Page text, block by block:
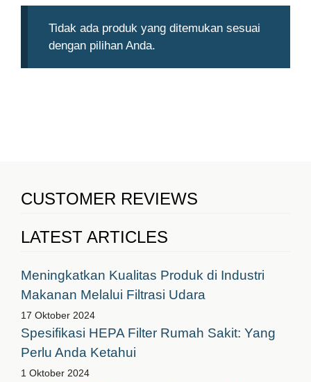
Tidak ada produk yang ditemukan sesuai
dengan pilihan Anda.
CUSTOMER REVIEWS
LATEST ARTICLES
Meningkatkan Kualitas Produk di Industri
Makanan Melalui Filtrasi Udara
17 Oktober 2024
Spesifikasi HEPA Filter Rumah Sakit: Yang
Perlu Anda Ketahui
1 Oktober 2024